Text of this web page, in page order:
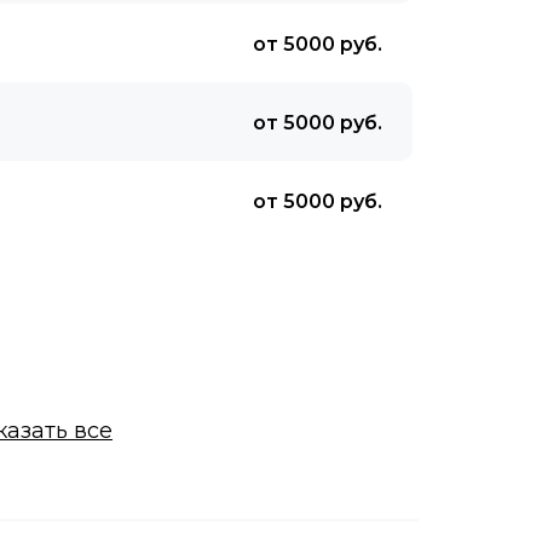
от 5000 руб.
от 5000 руб.
от 5000 руб.
все